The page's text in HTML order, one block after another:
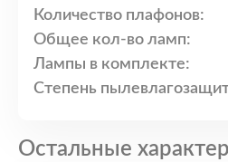
Количество плафонов:
Общее кол-во ламп:
Лампы в комплекте:
Степень
Остальные